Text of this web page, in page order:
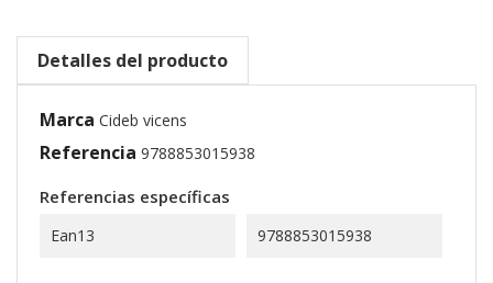
Detalles del producto
Marca Cideb vicens
Referencia 9788853015938
Referencias específicas
Ean13 9788853015938